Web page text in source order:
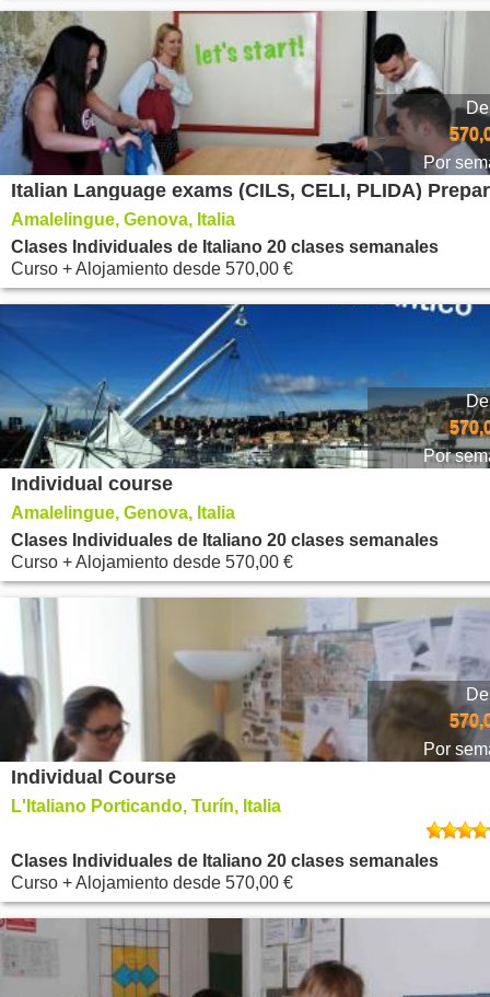
Por
Amalelingue, Genova, Italia
Clases Individuales de Italiano 20 clases semanales
Curso + Alojamiento desde 570,00 €
Por
Individual course
Amalelingue, Genova, Italia
Clases Individuales de Italiano 20 clases semanales
Curso + Alojamiento desde 570,00 €
Por
Individual Course
L'Italiano Porticando, Turín, Italia
Clases Individuales de Italiano 20 clases semanales
Curso + Alojamiento desde 570,00 €